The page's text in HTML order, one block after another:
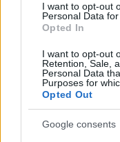
I want to opt-out
Personal Data
Opted In
I want to opt-out
Retention, Sale,
Personal Data
Purposes for
Opted Out
Google consents
Az épületet
hasznosítani,